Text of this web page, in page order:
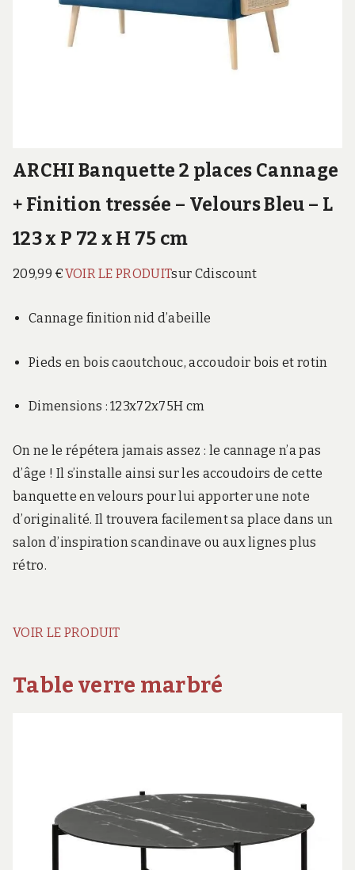
ARCHI Banquette 2 places Cannage
+ Finition tressée – Velours Bleu – L
123 x P 72 x H 75 cm
209,99 €VOIR LE PRODUITsur Cdiscount
Cannage finition nid d’abeille
Pieds en bois caoutchouc, accoudoir bois et rotin
Dimensions : 123x72x75H cm
On ne le répétera jamais assez : le cannage n’a pas
d’âge ! Il s’installe ainsi sur les accoudoirs de cette
banquette en velours pour lui apporter une note
d’originalité. Il trouvera facilement sa place dans un
salon d’inspiration scandinave ou aux lignes plus
rétro.
VOIR LE PRODUIT
Table verre marbré